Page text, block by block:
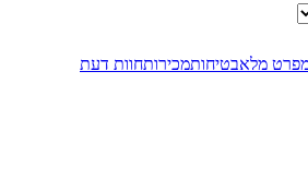
מלאבטיחותמכירותחוות דעת